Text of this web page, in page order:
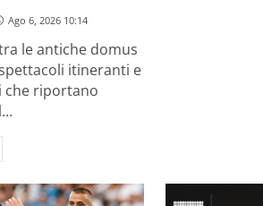
Ago 6, 2026 10:14
le antiche domus
itineranti e
che riportano